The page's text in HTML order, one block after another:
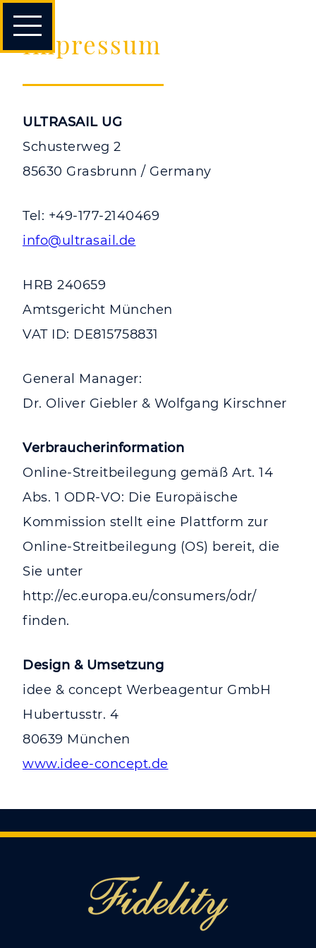
überspringen
Impressum
ULTRASAIL UG
Schusterweg 2
85630 Grasbrunn / Germany
Tel: +49-177-2140469
info@ultrasail.de
HRB 240659
Amtsgericht München
VAT ID: DE815758831
General Manager:
Dr. Oliver Giebler & Wolfgang Kirschner
Verbraucherinformation
Online-Streitbeilegung gemäß Art. 14
Abs. 1 ODR-VO: Die Europäische
Kommission stellt eine Plattform zur
Online-Streitbeilegung (OS) bereit, die
Sie unter
http://ec.europa.eu/consumers/odr/
finden.
Design & Umsetzung
idee & concept Werbeagentur GmbH
Hubertusstr. 4
80639 München
www.idee-concept.de